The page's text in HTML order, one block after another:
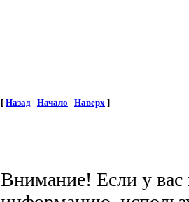
[ Назад | Начало | Наверх ]
Внимание! Если у